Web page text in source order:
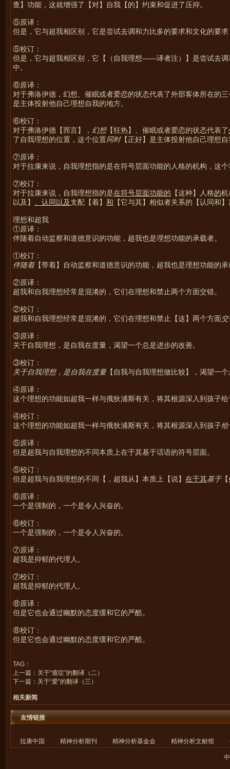
查】功能，这就增强了【对】自我【的】约束和促进了压抑。
⑤原译：
但是，它与超我相区别，它是尝试去调和力比多的要求和文化的要
⑤校订：
但是，它与超我相区别，它【（自我理想——译者注）】是尝试去
中。
⑥原译：
对于弗洛伊德，幻想、催眠或者爱恋的状态代表了外部客体所在的
是主体投射他自己理想自我的地方。
⑥校订：
对于弗洛伊德【而言】， 幻想【狂热】、催眠或者爱恋的状态代表了
了自我理想的位置，这个位置同时【正好】是主体投射他自己理想
⑦原译：
对于拉康来说，自我理想指的是在符号层面功能的人格的机构，这
⑦校订：
对于拉康来说，自我理想指的是在符号层面功能的 【这种】人格的机
以及】
、认同以及支配【着】 和 【它与其】相似者关系的【认同和
理想和超我
①原译：
伴随着自动监察和道德意识的功能，超我也是理想功能的承载者。
①校订：
伴随着【带着】自动监察和道德意识的功能，超我也是理想功能的
②原译：
超我和自我理想经常是混淆的，它们在理想和禁止两个方面交错。
②校订：
超我和自我理想经常是混淆的，它们在理想和禁止【这】两个方面
③原译：
关于自我理想，是自我在度量，渴望一个总是进步的改善。
③校订：
关于自我理想，是自我在度量【自我与自我理想做比较】，渴望一
④原译：
这个理想的功能如超我一样与俄狄浦斯有关，将其根源深入到孩子
④校订：
这个理想的功能如超我一样与俄狄浦斯有关，将其根源深入到孩子
⑤原译：
但是超我与自我理想的不同本质上在于其基于话语的符号层面。
⑤校订：
但是超我与自我理想的不同【，超我从】本质上【说】 在于其基于【
⑥原译：
一个是强制的，一个是令人兴奋的。
⑥校订：
一个是强制的，一个是令人兴奋的。
⑦原译：
超我是抑郁的代理人。
⑦校订：
超我是抑郁的代理人。
⑧原译：
但是它也会通过幽默的态度缓和它的严酷。
⑧校订：
但是它也会通过幽默的态度缓和它的严酷。
TAG：
上一篇： 关于“癔症”的翻译（二）
下一篇： 关于“爱”的翻译（三）
相关新闻
友情链接
拉康中国 精神分析期刊 精神分析基金会 精神分析文献馆